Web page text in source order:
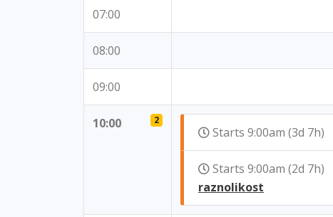
07:00
08:00
09:00
10:00 2
Starts 9:00am (3d 7h)
Starts 9:00am (2d 7h)
raznolikost